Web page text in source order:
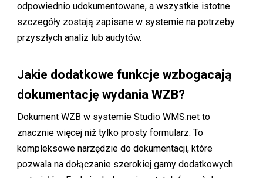
odpowiednio udokumentowane, a wszystkie istotne
szczegóły zostają zapisane w systemie na potrzeby
przyszłych analiz lub audytów.
Jakie dodatkowe funkcje wzbogacają
dokumentację wydania WZB?
Dokument WZB w systemie Studio WMS.net to
znacznie więcej niż tylko prosty formularz. To
kompleksowe narzędzie do dokumentacji, które
pozwala na dołączanie szerokiej gamy dodatkowych